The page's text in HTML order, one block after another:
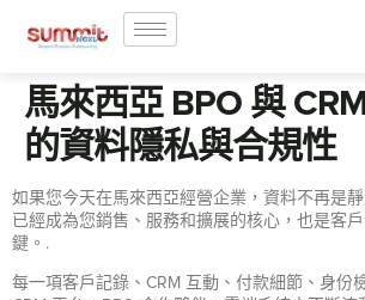
馬來西亞 BPO 與
的資料隱私與合規性
如果您今天在馬來西亞經營企業，資料不再是
已經成為您銷售、服務和擴展的核心，也是客
鍵。.
每一項客戶記錄、CRM 互動、付款細節、身份